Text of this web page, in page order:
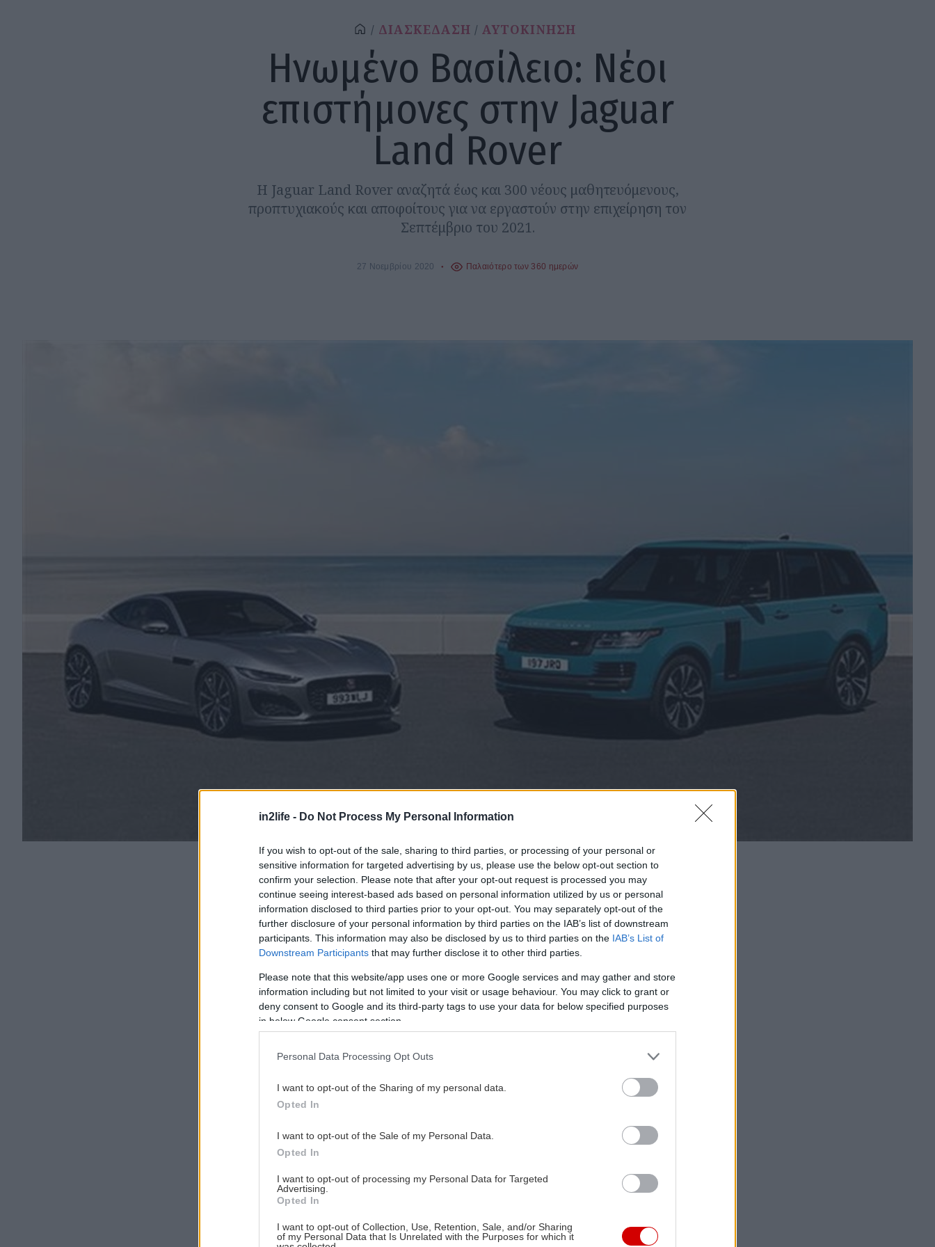
in2life - Do Not Process My Personal Information
If you wish to opt-out of the sale, sharing to third parties, or processing of your personal or
sensitive information for targeted advertising by us, please use the below opt-out section to
confirm your selection. Please note that after your opt-out request is processed you may
continue seeing interest-based ads based on personal information utilized by us or personal
information disclosed to third parties prior to your opt-out. You may separately opt-out of the
further disclosure of your personal information by third parties on the IAB’s list of downstream
participants. This information may also be disclosed by us to third parties on the IAB’s List of
Downstream Participants that may further disclose it to other third parties.
Please note that this website/app uses one or more Google services and may gather and store
information including but not limited to your visit or usage behaviour. You may click to grant or
deny consent to Google and its third-party tags to use your data for below specified purposes
in below Google consent section.
Personal Data Processing Opt Outs
I want to opt-out of the Sharing of my personal data.
Opted In
I want to opt-out of the Sale of my Personal Data.
Opted In
I want to opt-out of processing my Personal Data for Targeted
Advertising.
Opted In
I want to opt-out of Collection, Use, Retention, Sale, and/or Sharing
of my Personal Data that Is Unrelated with the Purposes for which it
ΔΙΑΣΚΕΔΑΣΗ ΑΥΤΟΚΙΝΗΣΗ
Ηνωμένο Βασίλειο: Νέοι
επιστήμονες στην Jaguar
Land Rover
Η Jaguar Land Rover αναζητά έως και 300 νέους μαθητευόμενους,
προπτυχιακούς και αποφοίτους για να εργαστούν στην επιχείρηση τον
Σεπτέμβριο του 2021.
27 Νοεμβρίου 2020 Παλαιότερο των 360 ημερών